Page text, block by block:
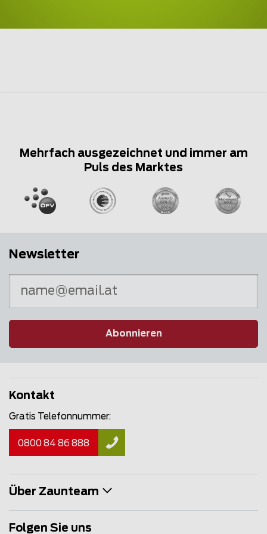
Mehrfach ausgezeichnet und immer am
Puls des Marktes
Newsletter
Abonnieren
Kontakt
Gratis Telefonnummer:
0800 84 86 888
Über Zaunteam
Folgen Sie uns